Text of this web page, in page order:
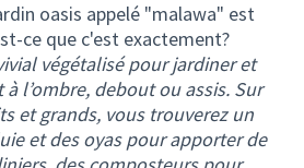
oasis appelé "malawa" est
ce que c'est exactement?
végétalisé pour jardiner et
l’ombre, debout ou assis. Sur
et grands, vous trouverez un
et des oyas pour apporter de